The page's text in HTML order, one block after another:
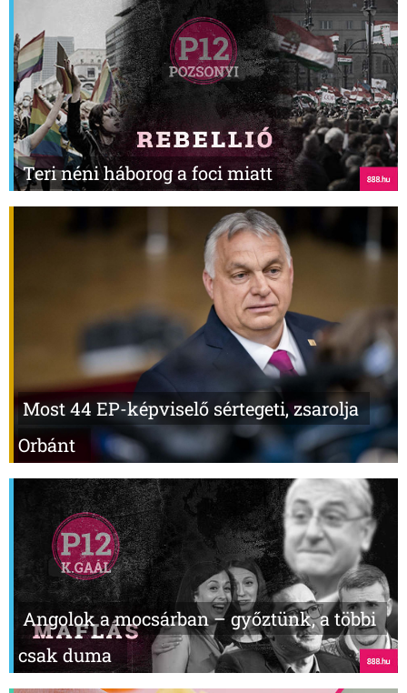
Teri néni háborog a foci miatt
Most 44 EP-képviselő sértegeti, zsarolja
Orbánt
Angolok a mocsárban – győztünk, a többi
csak duma